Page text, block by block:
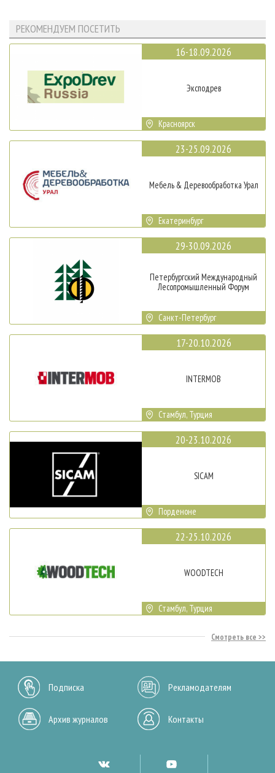
РЕКОМЕНДУЕМ ПОСЕТИТЬ
16-18.09.2026
Эксподрев
Красноярск
23-25.09.2026
Мебель & Деревообработка Урал
Екатеринбург
29-30.09.2026
Петербургский Международный
Лесопромышленный Форум
Санкт-Петербург
17-20.10.2026
INTERMOB
Стамбул, Турция
20-23.10.2026
SICAM
Порденоне
22-25.10.2026
WOODTECH
Стамбул, Турция
Смотреть все
Подписка Рекламодателям
Архив журналов Контакты